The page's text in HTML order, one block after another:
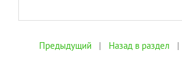
Предыдущий | Назад в раздел |